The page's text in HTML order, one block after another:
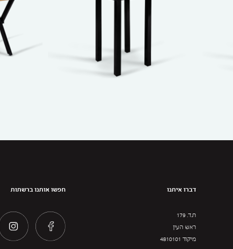
דברו איתנו
ת.ד. 179
ראש העין
מיקוד 4810101
חפשו אותנו ברשתות